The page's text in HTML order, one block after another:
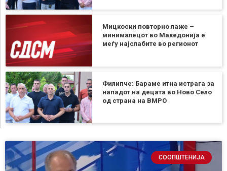
Мицкоски повторно лаже –
минималецот во Македонија е
меѓу најслабите во регионот
Филипче: Бараме итна истрага за
нападот на децата во Ново Село
од страна на ВМРО
СООПШТЕНИЈА